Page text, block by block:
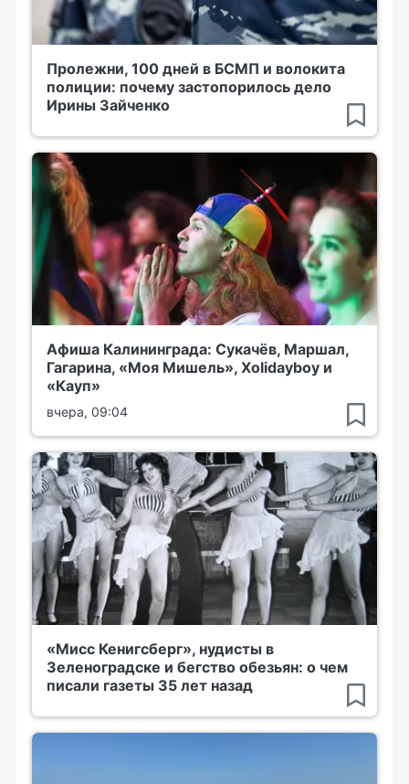
Пролежни, 100 дней в БСМП и волокита
полиции: почему застопорилось дело
Ирины Зайченко
Афиша Калининграда: Сукачёв, Маршал,
Гагарина, «Моя Мишель», Xolidayboy и
«Кауп»
вчера, 09:04
«Мисс Кенигсберг», нудисты в
Зеленоградске и бегство обезьян: о чем
писали газеты 35 лет назад